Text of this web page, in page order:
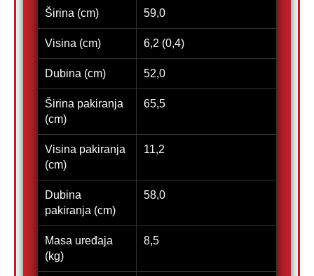
Širina (cm) 59,0
Visina (cm) 6,2 (0,4)
Dubina (cm) 52,0
Širina pakiranja
(cm)
65,5
Visina pakiranja
(cm)
11,2
Dubina
pakiranja (cm)
58,0
Masa uređaja
(kg)
8,5